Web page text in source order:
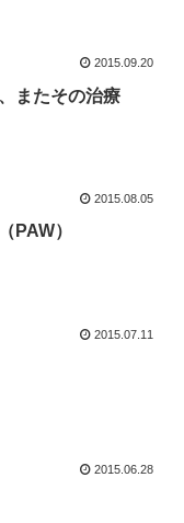
2015.09.20
またその治療
2015.08.05
PAW）
2015.07.11
2015.06.28